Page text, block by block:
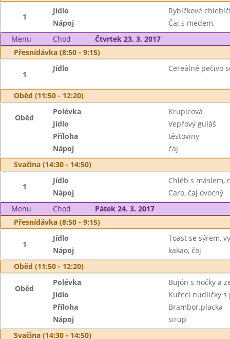
1
Jídlo
Rybičkové
Nápoj
Čaj s medem,
Menu
Chod
Čtvrtek 23. 3. 2017
Přesnídávka (8:50 - 9:15)
1
Jídlo Cereálné pečivo
Oběd (11:50 - 12:20)
Oběd
Polévka
Krupicová
Jídlo
Vepřový guláš
Příloha
těstoviny
Nápoj
čaj
Svačina (14:30 - 14:50)
1
Jídlo
Chléb s máslem,
Nápoj
Caro, čaj ovocný
Menu
Chod
Pátek 24. 3. 2017
Přesnídávka (8:50 - 9:15)
1
Jídlo
Toast se sýrem,
Nápoj
kakao, čaj
Oběd (11:50 - 12:20)
Oběd
Polévka
Bujón s nočky a
Jídlo
Kuřecí nudličky s
Příloha
Brambor.placka
Nápoj
sirup
Svačina (14:30 - 14:50)